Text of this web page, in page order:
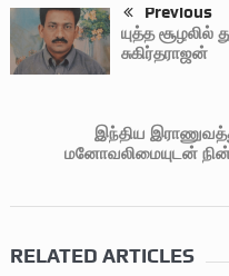
Previous
யுத்த
சுகிர்தராஜன்
இந்திய
மனோவலிமையுடன்
RELATED ARTICLES